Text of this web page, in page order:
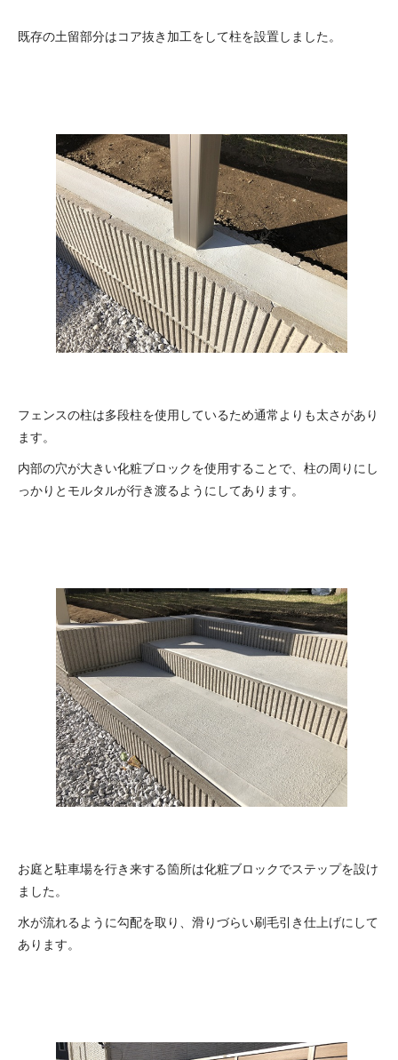
既存の土留部分はコア抜き加工をして柱を設置しました。
フェンスの柱は多段柱を使用しているため通常よりも太さがあり
ます。
内部の穴が大きい化粧ブロックを使用することで、柱の周りにし
っかりとモルタルが行き渡るようにしてあります。
お庭と駐車場を行き来する箇所は化粧ブロックでステップを設け
ました。
水が流れるように勾配を取り、滑りづらい刷毛引き仕上げにして
あります。